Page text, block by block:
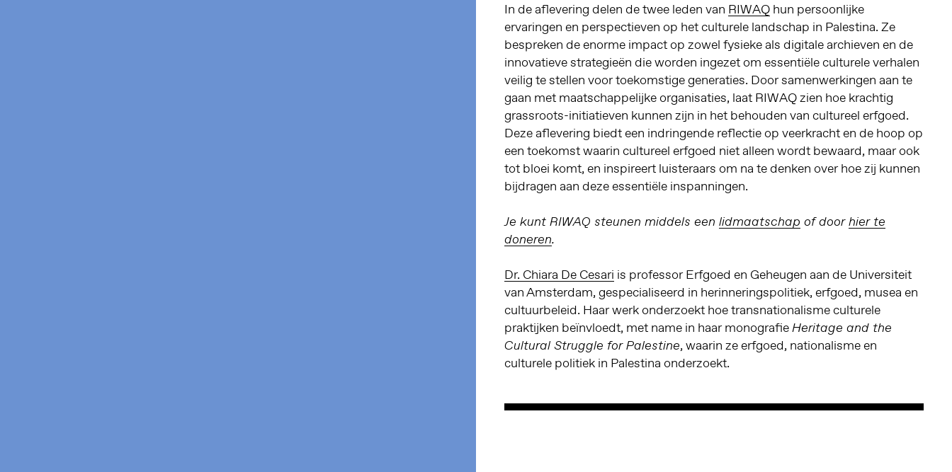
In de aflevering delen de twee leden van RIWAQ hun persoonlijke
ervaringen en perspectieven op het culturele landschap in Palestina. Ze
bespreken de enorme impact op zowel fysieke als digitale archieven en de
innovatieve strategieën die worden ingezet om essentiële culturele verhalen
veilig te stellen voor toekomstige generaties. Door samenwerkingen aan te
gaan met maatschappelijke organisaties, laat RIWAQ zien hoe krachtig
grassroots-initiatieven kunnen zijn in het behouden van cultureel erfgoed.
Deze aflevering biedt een indringende reflectie op veerkracht en de hoop op
een toekomst waarin cultureel erfgoed niet alleen wordt bewaard, maar ook
tot bloei komt, en inspireert luisteraars om na te denken over hoe zij kunnen
bijdragen aan deze essentiële inspanningen.
Je kunt RIWAQ steunen middels een lidmaatschap of doorhier te
doneren.
Dr. Chiara De Cesari is professor Erfgoed en Geheugen aan de Universiteit
van Amsterdam, gespecialiseerd in herinneringspolitiek, erfgoed, musea en
cultuurbeleid. Haar werk onderzoekt hoe transnationalisme culturele
praktijken beïnvloedt, met name in haar monografieHeritage and the
Cultural Struggle for Palestine, waarin ze erfgoed, nationalisme en
culturele politiek in Palestina onderzoekt.